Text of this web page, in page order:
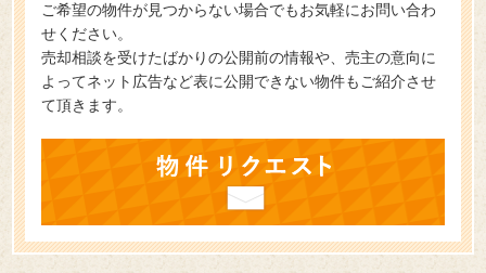
ご希望の物件が見つからない場合でもお気軽にお問い合わ
せください。
売却相談を受けたばかりの公開前の情報や、売主の意向に
よってネット広告など表に公開できない物件もご紹介させ
て頂きます。